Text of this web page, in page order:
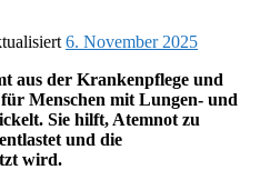
6. November 2025
aus der Krankenpflege und
Menschen mit Lungen- und
Sie hilft, Atemnot zu
und die
wird.